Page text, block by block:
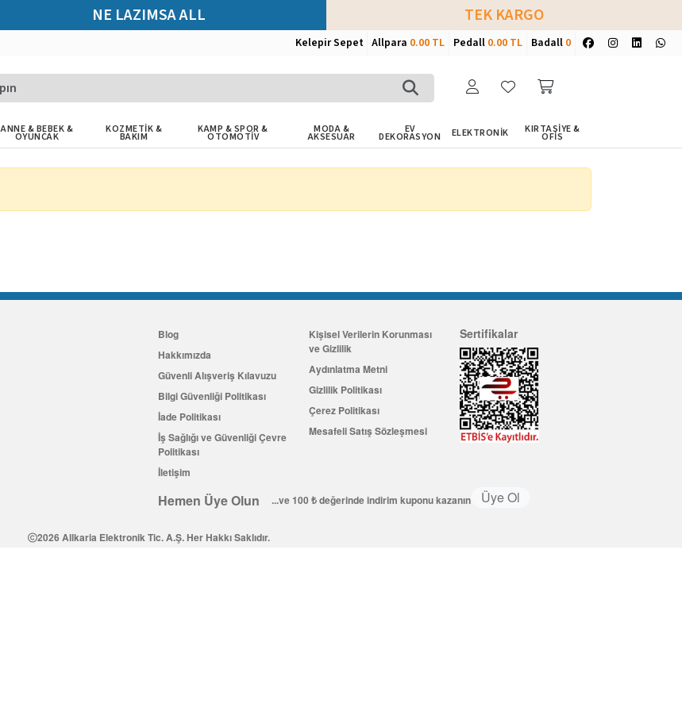
NE LAZIMSA ALL TEK KARGO
Kelepir Sepet Allpara 0.00 TL Pedall 0.00 TL Badall 0
ANNE & BEBEK &
OYUNCAK
KOZMETİK &
BAKIM
KAMP & SPOR &
OTOMOTİV
MODA &
AKSESUAR
EV
DEKORASYON ELEKTRONİK KIRTASİYE &
OFİS
Blog
Hakkımızda
Güvenli Alışveriş Kılavuzu
Bilgi Güvenliği Politikası
İade Politikası
İş Sağlığı ve Güvenliği Çevre
Politikası
İletişim
Kişisel Verilerin Korunması
ve Gizlilik
Aydınlatma Metni
Gizlilik Politikası
Çerez Politikası
Mesafeli Satış Sözleşmesi
Sertifikalar
Hemen Üye Olun ...ve 100 ₺ değerinde indirim kuponu kazanın Üye Ol
2026 Allkaria Elektronik Tic. A.Ş. Her Hakkı Saklıdır.